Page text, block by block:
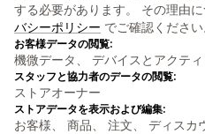
する必要があります。 その理由
バシーポリシー でご確認ください
お客様データの閲覧:
機微データ、 デバイスとアクテ
スタッフと協力者のデータの閲覧:
ストアオーナー
ストアデータを表示および編集:
お客様、 商品、 注文、 ディスカ